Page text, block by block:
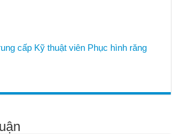
cấp Kỹ thuật viên Phục hình răng